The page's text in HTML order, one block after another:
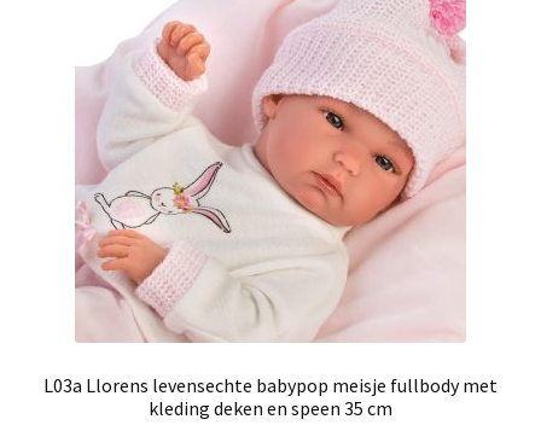
L03a Llorens levensechte babypop meisje fullbody met
kleding deken en speen 35 cm